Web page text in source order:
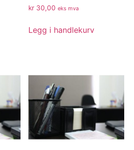
kr 30,00 eks mva
Legg i handlekurv